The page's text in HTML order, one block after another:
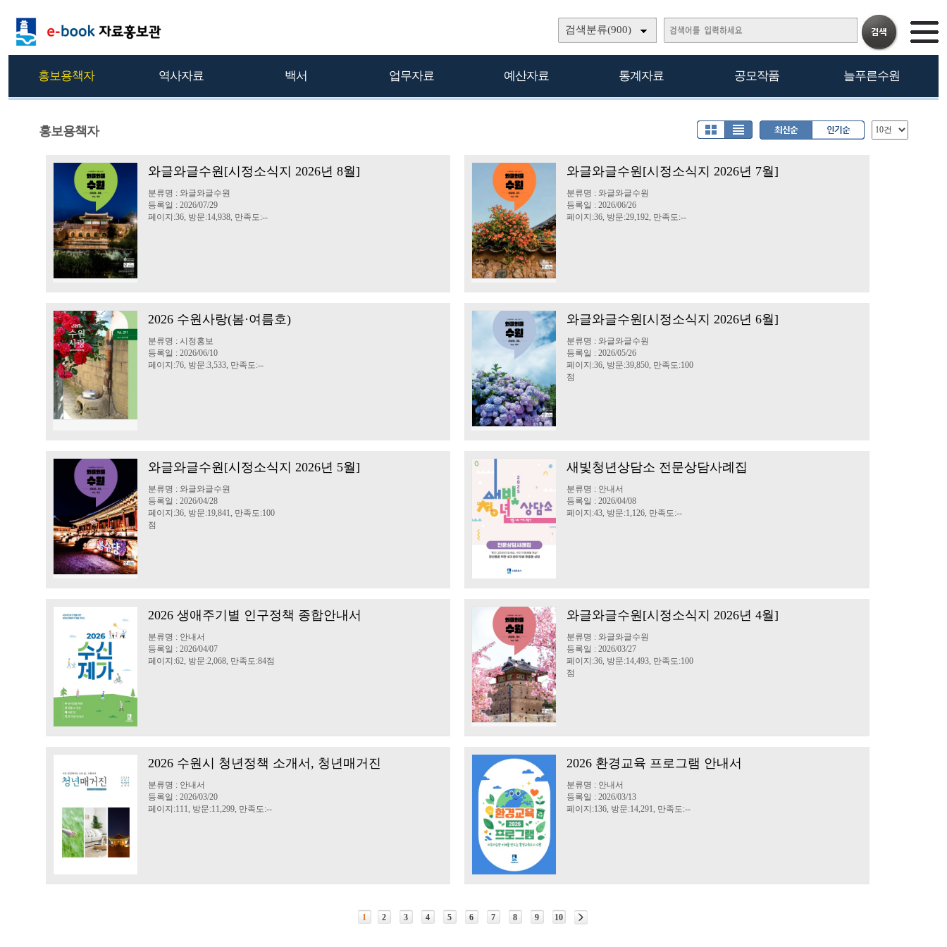
검색분류(900)
홍보용책자 역사자료 백서 업무자료 예산자료 통계자료 공모작품 늘푸른수원
홍보용책자
와글와글수원[시정소식지 2026년 8월]
분류명 : 와글와글수원
등록일 : 2026/07/29
페이지:36, 방문:14,938, 만족도:--
와글와글수원[시정소식지 2026년 7월]
분류명 : 와글와글수원
등록일 : 2026/06/26
페이지:36, 방문:29,192, 만족도:--
2026 수원사랑(봄·여름호)
분류명 : 시정홍보
등록일 : 2026/06/10
페이지:76, 방문:3,533, 만족도:--
와글와글수원[시정소식지 2026년 6월]
분류명 : 와글와글수원
등록일 : 2026/05/26
페이지:36, 방문:39,850, 만족도:100
점
와글와글수원[시정소식지 2026년 5월]
분류명 : 와글와글수원
등록일 : 2026/04/28
페이지:36, 방문:19,841, 만족도:100
점
새빛청년상담소 전문상담사례집
분류명 : 안내서
등록일 : 2026/04/08
페이지:43, 방문:1,126, 만족도:--
2026 생애주기별 인구정책 종합안내서
분류명 : 안내서
등록일 : 2026/04/07
페이지:62, 방문:2,068, 만족도:84점
와글와글수원[시정소식지 2026년 4월]
분류명 : 와글와글수원
등록일 : 2026/03/27
페이지:36, 방문:14,493, 만족도:100
점
2026 수원시 청년정책 소개서, 청년매거진
분류명 : 안내서
등록일 : 2026/03/20
페이지:111, 방문:11,299, 만족도:--
2026 환경교육 프로그램 안내서
분류명 : 안내서
등록일 : 2026/03/13
페이지:136, 방문:14,291, 만족도:--
1 2 3 4 5 6 7 8 9 10